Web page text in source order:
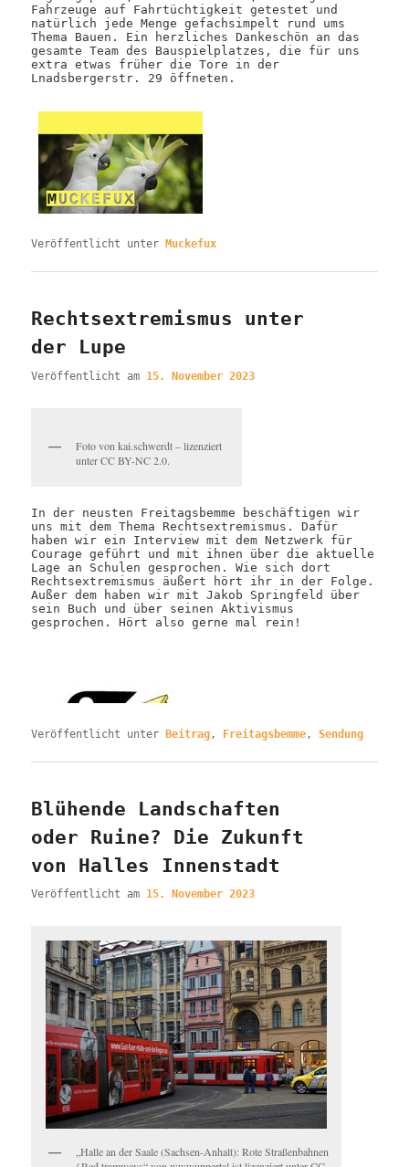
Fahrzeuge auf Fahrtüchtigkeit getestet und
natürlich jede Menge gefachsimpelt rund ums
Thema Bauen. Ein herzliches Dankeschön an das
gesamte Team des Bauspielplatzes, die für uns
extra etwas früher die Tore in der
Lnadsbergerstr. 29 öffneten.
Veröffentlicht unter Muckefux
Rechtsextremismus unter
der Lupe
Veröffentlicht am 15. November 2023
Foto von kai.schwerdt – lizenziert
unter CC BY-NC 2.0.
In der neusten Freitagsbemme beschäftigen wir
uns mit dem Thema Rechtsextremismus. Dafür
haben wir ein Interview mit dem Netzwerk für
Courage geführt und mit ihnen über die aktuelle
Lage an Schulen gesprochen. Wie sich dort
Rechtsextremismus äußert hört ihr in der Folge.
Außer dem haben wir mit Jakob Springfeld über
sein Buch und über seinen Aktivismus
gesprochen. Hört also gerne mal rein!
Veröffentlicht unter Beitrag , Freitagsbemme ,Sendung
Blühende Landschaften
oder Ruine? Die Zukunft
von Halles Innenstadt
Veröffentlicht am 15. November 2023
„Halle an der Saale (Sachsen-Anhalt): Rote Straßenbahnen